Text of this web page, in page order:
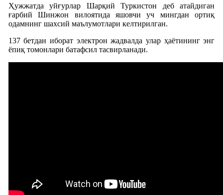
Ҳужжатда уйғурлар Шарқий Туркистон деб атайдиган
ғарбий Шинжон вилоятида яшовчи уч мингдан ортиқ
одамнинг шахсий маълумотлари келтирилган.
137 бетдан иборат электрон жадвалда улар ҳаётининг энг
ёпиқ томонлари батафсил тасвирланади.